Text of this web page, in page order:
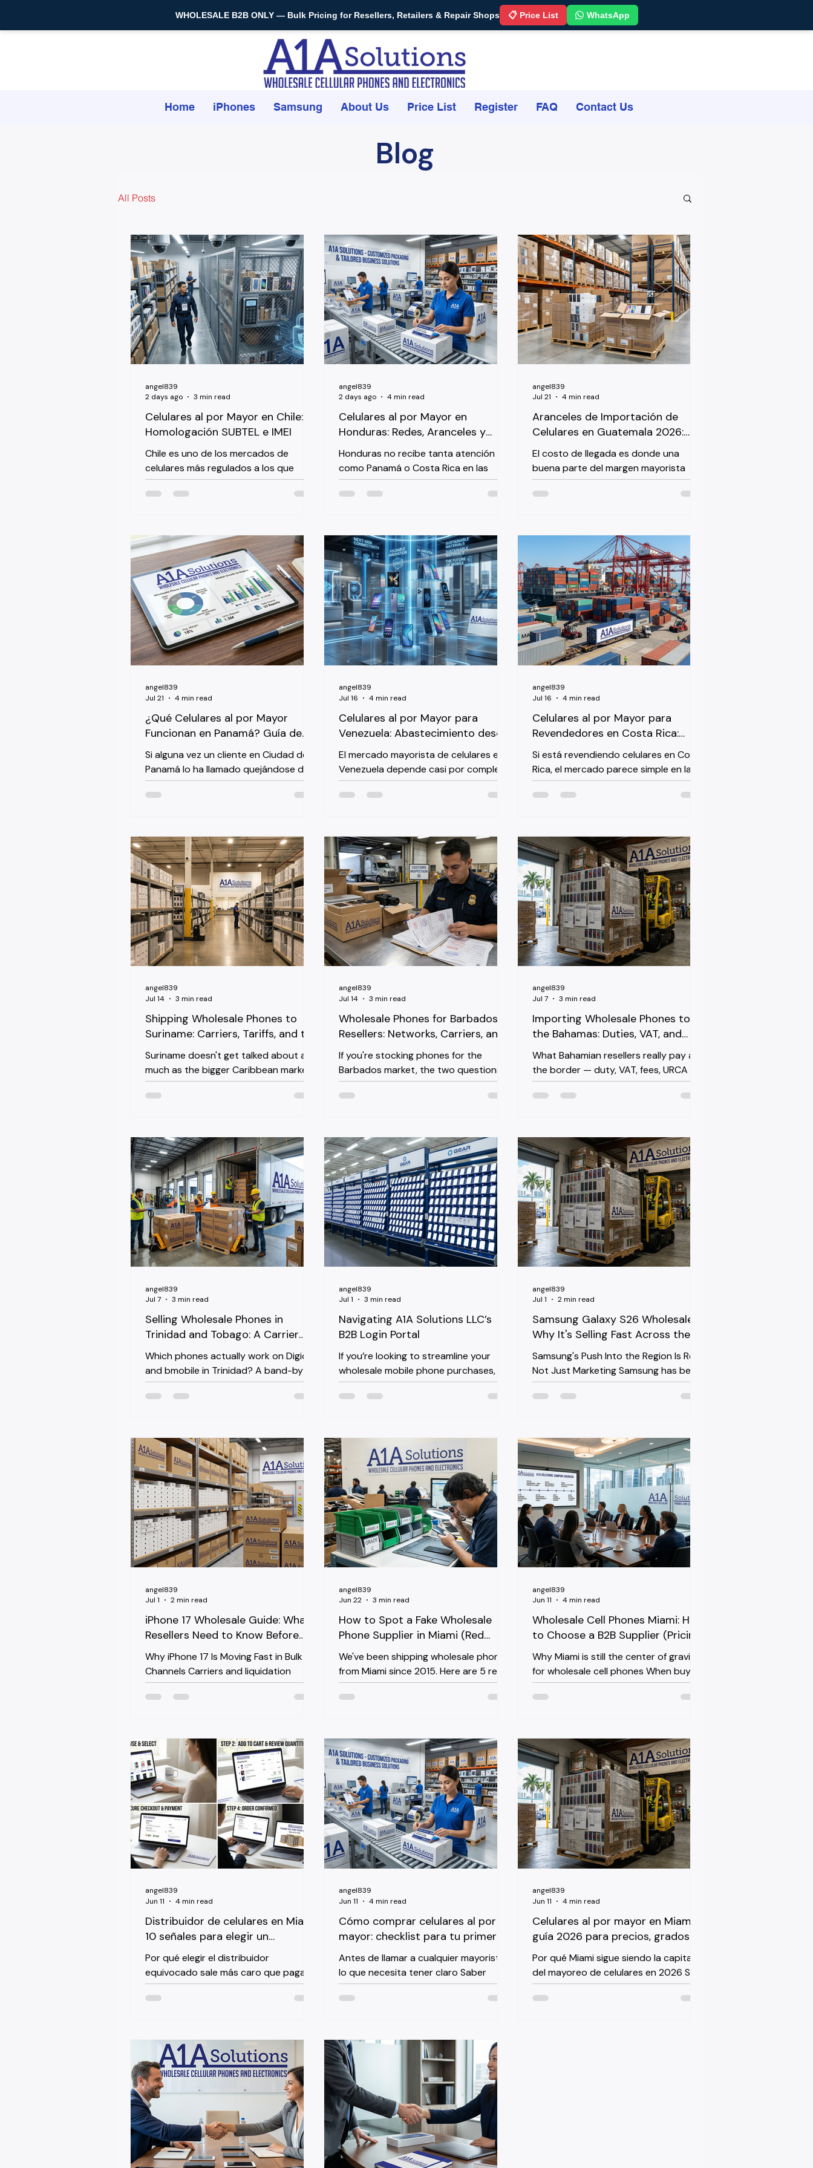
WHOLESALE B2B ONLY — Bulk Pricing for Resellers, Retailers & Repair Shops 📋 Price List WhatsApp
Home iPhones Samsung About Us Price List Register FAQ Contact Us
Blog
All Posts
Celulares al por Mayor en Chile:
Homologación SUBTEL e IMEI
Chile es uno de los mercados de
celulares más regulados a los que
exportamos, y eso sorprende a los
revendedores nuevos. No es que
llamada Multibanda/SAE, que un
proveedor o revendedor necesita
entender antes de mover un pedido al
por mayor. Si lo hace bien, Chile es un
mercado sólido y en crecimiento. Si lo
hace mal, termina explicándole a un
cliente por qué su teléfono nuevo
quedó desconectado. Ho
angel839
2 days ago
3 min read
Celulares al por Mayor en
Honduras: Redes, Aranceles y
Ventas 2026
Honduras no recibe tanta atención
como Panamá o Costa Rica en las
conversaciones sobre celulares al por
mayor, pero es uno de los mercados
en volumen para Tegucigalpa o San
Pedro Sula, tres cosas determinan si
un pedido funciona: con qué redes
realmente se comunican sus teléfonos,
cuánto le va a cobrar aduanas, y qué
modelos se venden lo suficientemente
rápido para mantener sano su flujo de
caja. Tigo y Cl
angel839
2 days ago
4 min read
Aranceles de Importación de
Celulares en Guatemala 2026:
Guía para Compradores
Mayoristas
El costo de llegada es donde una
buena parte del margen mayorista
desaparece silenciosamente, y la
estructura de importación de
compradores primerizos. Si está
trayendo celulares desde Miami para
revender en Guatemala, esto es lo que
realmente compone el número en su
papeleo aduanal. Cómo Guatemala
Valora Su Envío Guatemala calcula los
aranceles sobre el valor CIF, no FOB.
Eso significa que la base gravable
incluye
angel839
Jul 21
4 min read
¿Qué Celulares al por Mayor
Funcionan en Panamá? Guía de
Operadores para Revendedores
Si alguna vez un cliente en Ciudad de
Panamá lo ha llamado quejándose de
que un teléfono no mantiene LTE, ya
sabe que el problema no es el
de red lo suficientemente distinta a la
de Estados Unidos y a la de otros
mercados latinoamericanos como
para que un teléfono esté
perfectamente desbloqueado y aun
así quede en 3G, o peor, sin señal. Para
compradores mayoristas, ese no es un
detalle menor. Una tarima de
angel839
Jul 21
4 min read
Celulares al por Mayor para
Venezuela: Abastecimiento desde
Miami y Reglas de Conatel
El mercado mayorista de celulares en
Venezuela depende casi por completo
de las importaciones, y Miami se ha
convertido en el centro de
inventario actualizado, precios en USD
y una ruta de flete directa. Pero 2025
trajo un cambio regulatorio que todo
importador necesita entender antes
de hacer un pedido. El Requisito de
Homologación de Conatel En
septiembre de 2025, el regulador de
telecomunicaciones de Venezuela, Con
angel839
Jul 16
4 min read
Celulares al por Mayor para
Revendedores en Costa Rica:
Operadores, Aranceles y Ventas
Si está revendiendo celulares en Costa
Rica, el mercado parece simple en la
superficie: tres operadores, un país
pequeño, demanda constante. Los
Esto es lo que realmente importa
antes de hacer un pedido al por
mayor. El Panorama de Operadores
Costa Rica opera con tres redes: Kolbi
(la marca comercial del ICE, estatal),
Claro y Movistar. Kolbi todavía tiene el
alcance más amplio fuera del Valle
Central, esp
angel839
Jul 16
4 min read
Shipping Wholesale Phones to
Suriname: Carriers, Tariffs, and the
Detail Resellers Miss
Suriname doesn't get talked about as
much as the bigger Caribbean markets,
but it's a real opportunity for resellers
who understand two things most
country's tariff structure actually
treats a shipment coming from Miami.
Digicel or Telesur: Know Both Networks
Suriname's mobile market runs on two
operators: Telesur, the state-owned
incumbent, and Digicel, which entered
the market and expanded significantl
angel839
Jul 14
3 min read
Wholesale Phones for Barbados
Resellers: Networks, Carriers, and
Duty Basics
If you're stocking phones for the
Barbados market, the two questions
that matter most aren't "what's the
newest model." They're "will it actually
either one wrong and your margin
disappears before the phone hits a
shelf. Which Networks Barbados
Phones Need to Support Barbados
runs GSM on 900 MHz and 1800 MHz,
plus 1900 MHz PCS, with UMTS on
Band 1 (2100 MHz). The two carriers on
the island are Digicel and F
angel839
Jul 14
3 min read
Importing Wholesale Phones to
the Bahamas: Duties, VAT, and
What Actually Sells
What Bahamian resellers really pay at
the border — duty, VAT, fees, URCA
approval — plus the phone models
that move on BTC and Aliv.
angel839
Jul 7
3 min read
Selling Wholesale Phones in
Trinidad and Tobago: A Carrier
Compatibility Guide for Resellers
Which phones actually work on Digicel
and bmobile in Trinidad? A band-by-
band stocking guide for resellers
buying wholesale from Miami.
angel839
Jul 7
3 min read
Navigating A1A Solutions LLC’s
B2B Login Portal
If you’re looking to streamline your
wholesale mobile phone purchases,
understanding how to navigate the
A1A Solutions LLC B2B login portal is
business, A1A Solutions offers fast,
reliable service and unbeatable prices
on new, used, and refurbished phones.
In this post, I’ll walk you through the
portal’s features and show you how to
get the most out of your experience.
📱 Wholesale Phones at the Best
Prices Get t
angel839
Jul 1
3 min read
Samsung Galaxy S26 Wholesale:
Why It's Selling Fast Across the
Caribbean
Samsung's Push Into the Region Is Real,
Not Just Marketing Samsung has been
building out dedicated Caribbean and
Latin America storefronts and
units aimed at commercial buyers
(Samsung Caribbean Shop). That's not
a small signal. When a manufacturer
builds region-specific business SKUs, it
usually means they've seen the
demand data first. For resellers, that
translates into steadier supply and
more config
angel839
Jul 1
2 min read
iPhone 17 Wholesale Guide: What
Resellers Need to Know Before
Buying in Bulk
Why iPhone 17 Is Moving Fast in Bulk
Channels Carriers and liquidation
platforms are already pushing serious
volume. According to Fast Company,
Stock and similar channels, with over
300 units listed in a single week. That's
a sign the supply pipeline has loosened
up faster than it did with the iPhone 16
launch. The catch: resale prices on
those bulk lots are still holding around
94% of retail. That's t
angel839
Jul 1
2 min read
How to Spot a Fake Wholesale
Phone Supplier in Miami (Red
Flags Every Caribbean Reseller
Should Know)
We've been shipping wholesale phones
from Miami since 2015. Here are 5 red
flags to watch before you wire money
to any supplier — and what a
angel839
Jun 22
3 min read
Wholesale Cell Phones Miami: How
to Choose a B2B Supplier (Pricing,
Grading, Support)
Why Miami is still the center of gravity
for wholesale cell phones When buyers
in the Caribbean and Latin America
search for wholesale cell phones
supply chain that already works.
South Florida has the port
infrastructure, the freight forwarders,
the customs brokers and the carrier-
unlock relationships that make moving
hundreds of devices across
international borders straightforward
rather than stressful
angel839
Jun 11
4 min read
Distribuidor de celulares en Miami:
10 señales para elegir un
mayorista confiable
Por qué elegir el distribuidor
equivocado sale más caro que pagar
un poco más Cuando un distribuidor
de celulares en Miami le ofrece precios
pregunta es cuánto le va a costar el
error. Un lote mal gradado, sin garantía
real o de un proveedor que
desaparece después del pago puede
destruir el margen de tres pedidos
futuros en un solo golpe. Elegir bien
desde el principio no es solo
precaución; es la decisión más ren
angel839
Jun 11
4 min read
Cómo comprar celulares al por
mayor: checklist para tu primer
pedido (Miami + envíos al Caribe)
Antes de llamar a cualquier mayorista:
lo que necesita tener claro Saber
cómo comprar celulares al por mayor
no empieza buscando precios en
en su mercado local, qué volumen
puede mover en 60 días y cuánto
capital quiere comprometer en el
primer pedido. Sin esas respuestas,
cualquier conversación con un
mayorista se convierte en una charla
sin rumbo. El mercado del Caribe y
América Latina tiene prefere
angel839
Jun 11
4 min read
Celulares al por mayor en Miami:
guía 2026 para precios, grados y
garantía
Por qué Miami sigue siendo la capital
del mayoreo de celulares en 2026 Si
usted compra o piensa comprar
celulares al por mayor miami, hay una
angel839
Jun 11
4 min read